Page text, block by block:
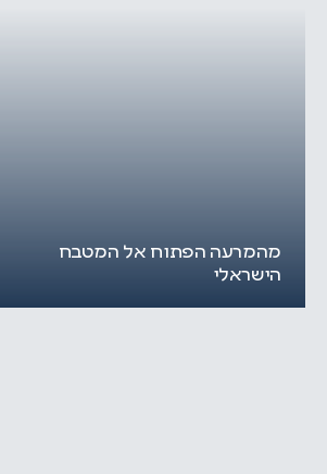
מהמרעה הפתוח אל המטבח
הישראלי